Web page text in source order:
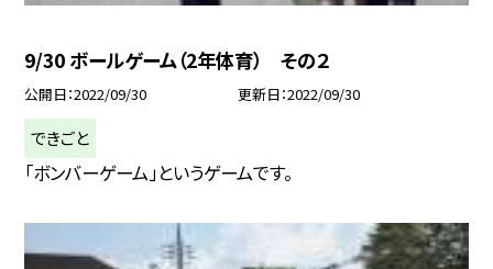
9/30 ボールゲーム（2年体育） その２
公開日 2022/09/30 更新日 2022/09/30
できごと
「ボンバーゲーム」というゲームです。